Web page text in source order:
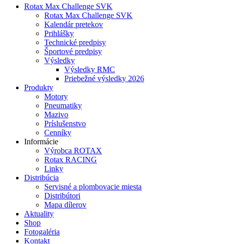
Rotax Max Challenge SVK
Rotax Max Challenge SVK
Kalendár pretekov
Prihlášky
Technické predpisy
Športové predpisy
Výsledky
Výsledky RMC
Priebežné výsledky 2026
Produkty
Motory
Pneumatiky
Mazivo
Príslušenstvo
Cenníky
Informácie
Výrobca ROTAX
Rotax RACING
Linky
Distribúcia
Servisné a plombovacie miesta
Distribútori
Mapa dílerov
Aktuality
Shop
Fotogaléria
Kontakt